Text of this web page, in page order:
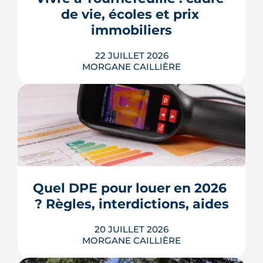
de 3,2 % en 2026, la note grimpe vite.
Voici les leviers concrets pour r...
LIRE L'ARTICLE
de vie, écoles et prix
immobiliers
22 JUILLET 2026
MORGANE CAILLIÈRE
Écoles, base de loisirs, transports,
projets urbains et prix au m2 : le guide
3e ville de Haute-Garonne.
LIRE L'ARTICLE
Quel DPE pour louer en 2026
? Règles, interdictions, aides
20 JUILLET 2026
MORGANE CAILLIÈRE